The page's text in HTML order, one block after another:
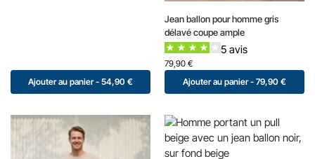
Ajouter au panier - 54,90 €
Jean ballon pour homme gris
délavé coupe ample
5 avis
79,90 €
Ajouter au panier - 79,90 €